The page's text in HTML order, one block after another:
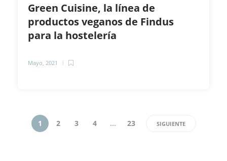
Green Cuisine, la línea de
productos veganos de Findus
para la hostelería
Mayo, 2021
1 2 3 4 … 23 SIGUIENTE